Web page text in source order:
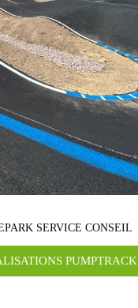
SERVICE CONSEIL
PUMPTRACK